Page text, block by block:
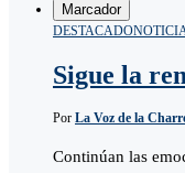
Marcador
DESTACADO
Sigue la
Por La Voz de la
Continúan las